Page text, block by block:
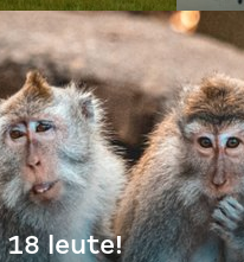
leute!